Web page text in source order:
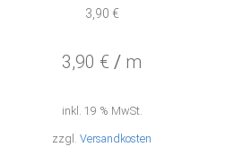
3,90 €
3,90 € / m
inkl. 19 % MwSt.
zzgl.Versandkosten